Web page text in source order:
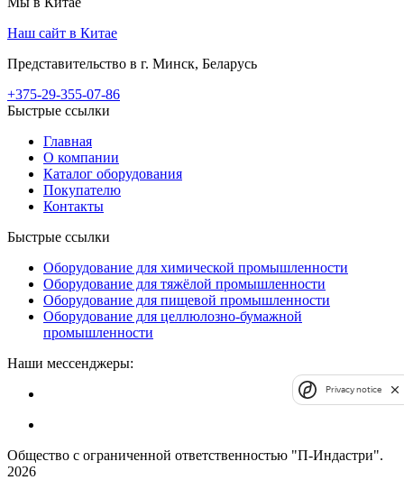
Наш сайт в Китае
Представительство в г. Минск, Беларусь
+375-29-355-07-86
Быстрые ссылки
Главная
О компании
Каталог оборудования
Покупателю
Контакты
Быстрые ссылки
Оборудование для химической промышленности
Оборудование для тяжёлой промышленности
Оборудование для пищевой промышленности
Оборудование для целлюлозно-бумажной
промышленности
Наши мессенджеры:
Общество с ограниченной ответственностью "П-Индастри".
2026
Privacy notice